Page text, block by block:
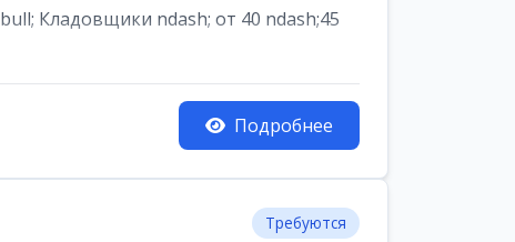
ndash; от 40 ndash;45
Подробнее
Требуются